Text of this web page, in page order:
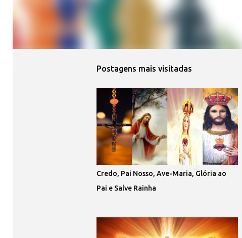
Postagens mais visitadas
Credo, Pai Nosso, Ave-Maria, Glória ao
Pai e Salve Rainha